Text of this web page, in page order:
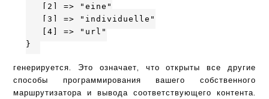
   [2] => "eine"
   [3] => "individuelle"
   [4] => "url"
генерируется. Это означает, что открыты все другие
способы программирования вашего собственного
маршрутизатора и вывода соответствующего контента.